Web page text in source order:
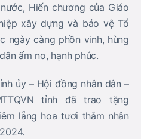
Hiến chương của Giáo
xây dựng và bảo vệ Tổ
ngày càng phồn vinh, hùng
ấm no, hạnh phúc.
ủy – Hội đồng nhân dân –
tỉnh đã trao tặng
lẵng hoa tươi thắm nhân